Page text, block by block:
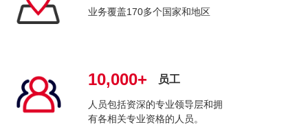
业务覆盖170多个国家和地区
10,000+ 员工
人员包括资深的专业领导层和拥
有各相关专业资格的人员。